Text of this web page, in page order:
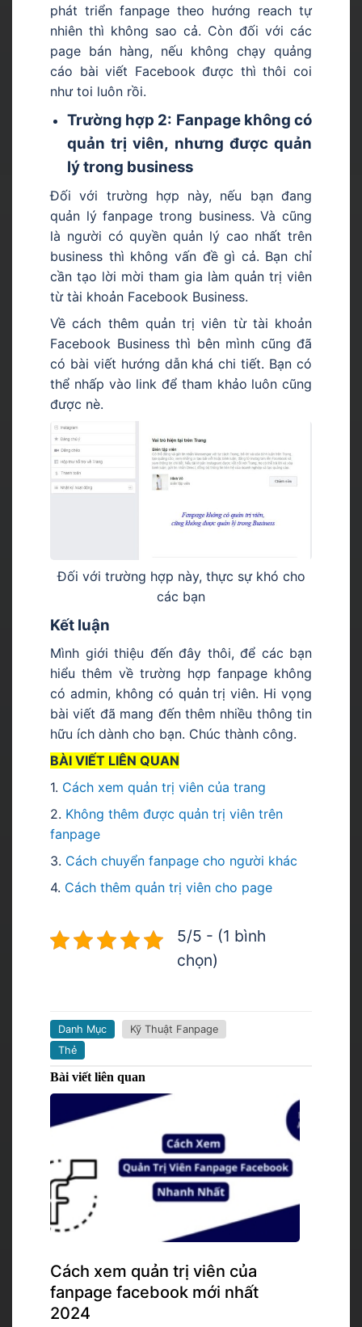
phát triển fanpage theo hướng reach tự
nhiên thì không sao cả. Còn đối với các
page bán hàng, nếu không chạy quảng
cáo bài viết Facebook được thì thôi coi
như toi luôn rồi.
Trường hợp 2: Fanpage không có
quản trị viên, nhưng được quản
lý trong business
Đối với trường hợp này, nếu bạn đang
quản lý fanpage trong business. Và cũng
là người có quyền quản lý cao nhất trên
business thì không vấn đề gì cả. Bạn chỉ
cần tạo lời mời tham gia làm quản trị viên
từ tài khoản Facebook Business.
Về cách thêm quản trị viên từ tài khoản
Facebook Business thì bên mình cũng đã
có bài viết hướng dẫn khá chi tiết. Bạn có
thể nhấp vào link để tham khảo luôn cũng
được nè.
Đối với trường hợp này, thực sự khó cho
các bạn
Kết luận
Mình giới thiệu đến đây thôi, để các bạn
hiểu thêm về trường hợp fanpage không
có admin, không có quản trị viên. Hi vọng
bài viết đã mang đến thêm nhiều thông tin
hữu ích dành cho bạn. Chúc thành công.
BÀI VIẾT LIÊN QUAN
1. Cách xem quản trị viên của trang
2. Không thêm được quản trị viên trên
fanpage
3. Cách chuyển fanpage cho người khác
4. Cách thêm quản trị viên cho page
5/5 - (1 bình
chọn)
Danh Mục
Kỹ Thuật Fanpage
Thẻ
Bài viết liên quan
Cách xem quản trị viên của
fanpage facebook mới nhất
2024